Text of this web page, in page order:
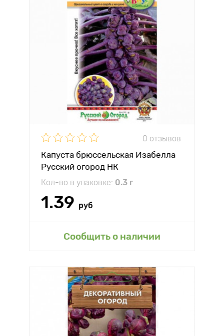
0 отзывов
Капуста брюссельская Изабелла
Русский огород НК
Кол-во в упаковке: 0.3 г
1.39 руб
Сообщить о наличии